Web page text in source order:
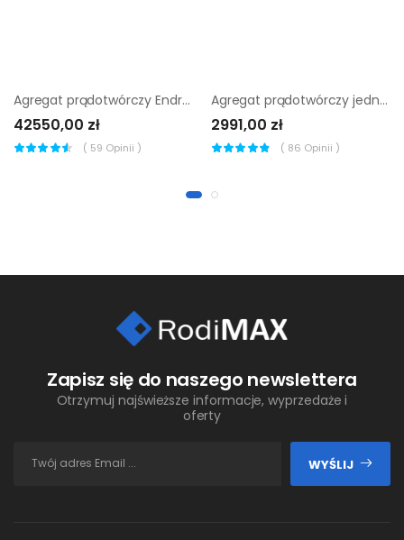
Agregat prądotwórczy Endress ESE 1408 DBG ES Duplex Silent
42550,00 zł
( 59 Opinii )
Agregat prądotwórczy jednofazowy Sumera Motor SMG-3M-K
2991,00 zł
( 86 Opinii )
Zapisz się do naszego newslettera
Otrzymuj najświeższe informacje, wyprzedaże i
oferty
WYŚLIJ